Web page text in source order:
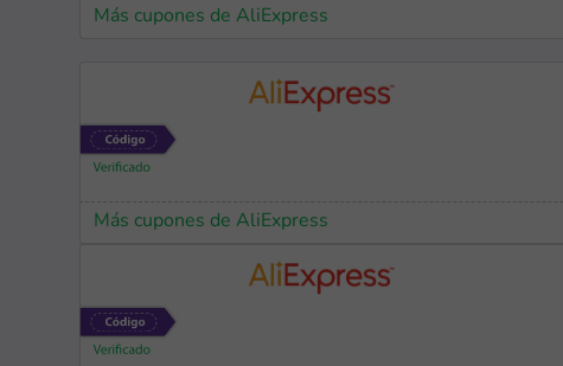
Más cupones de AliExpress
Más cupones de AliExpress